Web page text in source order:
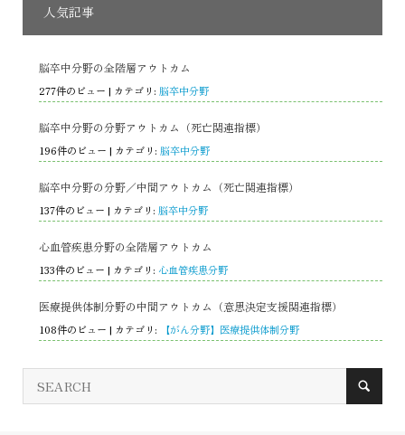
人気記事
脳卒中分野の全階層アウトカム
277件のビュー | カテゴリ: 脳卒中分野
脳卒中分野の分野アウトカム（死亡関連指標）
196件のビュー | カテゴリ: 脳卒中分野
脳卒中分野の分野／中間アウトカム（死亡関連指標）
137件のビュー | カテゴリ: 脳卒中分野
心血管疾患分野の全階層アウトカム
133件のビュー | カテゴリ: 心血管疾患分野
医療提供体制分野の中間アウトカム（意思決定支援関連指標）
108件のビュー | カテゴリ: 【がん分野】医療提供体制分野